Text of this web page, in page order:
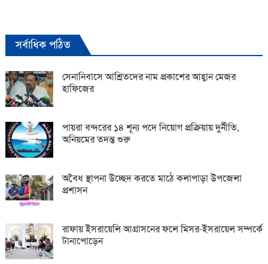
সর্বাধিক পঠিত
সেনানিবাসে আশ্রিতদের নাম প্রকাশের আহ্বান মেজর
হাফিজের
পায়রা বন্দরের ১৪ শূন্য পদে নিয়োগ প্রক্রিয়ায় দুর্নীতি,
অনিয়মের তদন্ত শুরু
অবৈধ স্থাপনা উচ্ছেদ করতে মাঠে কলাপাড়া উপজেলা
প্রশাসন
রাফায় ইসরায়েলি আগ্রাসনের ফলে মিসর-ইসরায়েল সম্পর্কে
টানাপোড়েন